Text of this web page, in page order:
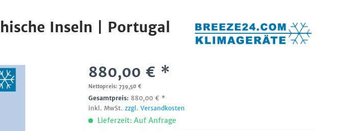
Inseln | Portugal
880,00 € *
Nettopreis: 739,50 €
Gesamtpreis: 880,00 € *
inkl. MwSt.zzgl. Versandkosten
Lieferzeit: Auf Anfrage